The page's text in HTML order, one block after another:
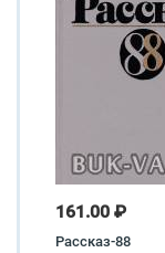
161.00 ₽
Рассказ-88